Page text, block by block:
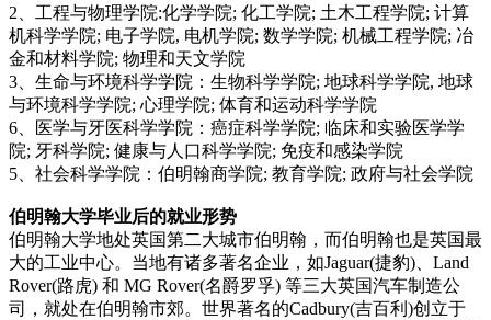
2、工程与物理学院:化学学院; 化工学院; 土木工程学院; 计算
机科学学院; 电子学院, 电机学院; 数学学院; 机械工程学院; 冶
金和材料学院; 物理和天文学院
3、生命与环境科学学院：生物科学学院; 地球科学学院, 地球
与环境科学学院; 心理学院; 体育和运动科学学院
6、医学与牙医科学学院：癌症科学学院; 临床和实验医学学
院; 牙科学院; 健康与人口科学学院; 免疫和感染学院
5、社会科学学院：伯明翰商学院; 教育学院; 政府与社会学院
伯明翰大学毕业后的就业形势
伯明翰大学地处英国第二大城市伯明翰，而伯明翰也是英国最
大的工业中心。当地有诸多著名企业，如Jaguar(捷豹)、Land
Rover(路虎) 和 MG Rover(名爵罗孚) 等三大英国汽车制造公
司，就处在伯明翰市郊。世界著名的Cadbury(吉百利)创立于